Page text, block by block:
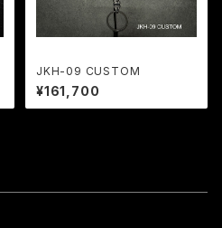
JKH-09 CUSTOM
¥161,700